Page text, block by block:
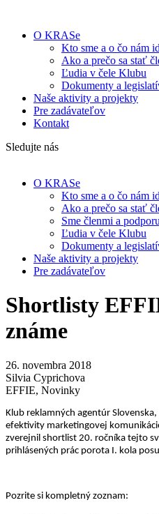
O KRASe
Kto sme a o čo nám
Ako a prečo sa stať
Ľudia v čele Klubu
Dokumenty a
Naše aktivity a projekty
Pre zadávateľov
Kontakt
Sledujte nás
O KRASe
Kto sme a o čo nám
Ako a prečo sa stať
Sme členmi a
Ľudia v čele Klubu
Dokumenty a
Naše aktivity a projekty
Pre zadávateľov
Shortlisty
známe
26. novembra 2018
Silvia Cyprichova
EFFIE, Novinky
Klub reklamných agentúr
efektivity marketingovej
zverejnil shortlist 20. ročníka tejto
prihlásených prác porota I. kola
Pozrite si kompletný zoznam: